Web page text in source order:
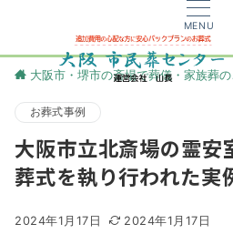
MENU
大阪市・堺市の斎場で葬儀・家族葬
お葬式事例
大阪市立北斎場の霊安
葬式を執り行われた実
2024年1月17日 2024年1月17日